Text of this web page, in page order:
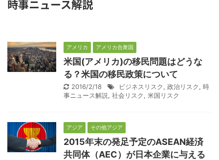
時事ニュース解説
アメリカ アメリカ合衆国
米国(アメリカ)の移民問題はどうな
る？米国の移民政策について
2016/2/18 ビジネスリスク, 政治リスク, 時
事ニュース解説, 社会リスク, 米国リスク
アジア その他アジア
2015年末の発足予定のASEAN経済
共同体（AEC）が日本企業に与える